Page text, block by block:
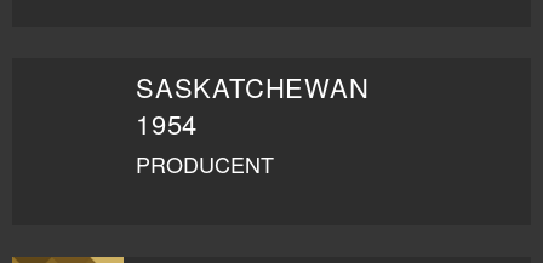
SASKATCHEWAN
1954
PRODUCENT